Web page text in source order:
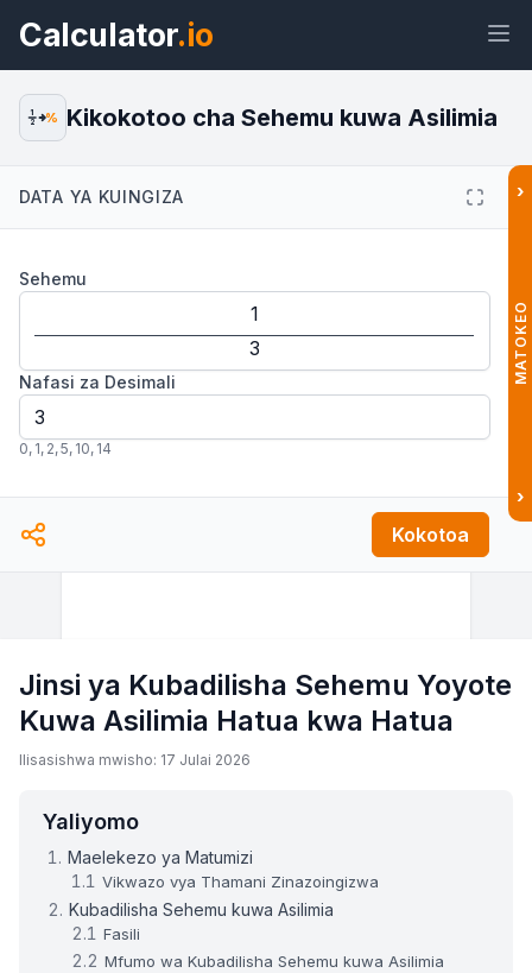
Calculator.io
kuwa Asilimia Wijeti
1
2
% Kikokotoo cha Sehemu kuwa Asilimia
DATA YA KUINGIZA
Sehemu
Nafasi za Desimali
0, 1, 2,5, 10, 14
Kokotoa
›
MATOKEO
›
Jinsi ya Kubadilisha Sehemu Yoyote
Kuwa Asilimia Hatua kwa Hatua
Ilisasishwa mwisho: 17 Julai 2026
Yaliyomo
Maelekezo ya Matumizi
Vikwazo vya Thamani Zinazoingizwa
Kubadilisha Sehemu kuwa Asilimia
Fasili
Mfumo wa Kubadilisha Sehemu kuwa Asilimia